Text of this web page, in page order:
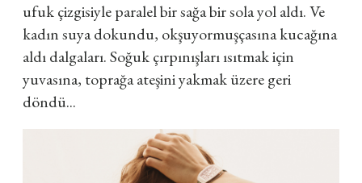
ufuk çizgisiyle paralel bir sağa bir sola yol aldı. Ve
kadın suya dokundu, okşuyormuşçasına kucağına
aldı dalgaları. Soğuk çırpınışları ısıtmak için
yuvasına, toprağa ateşini yakmak üzere geri
döndü...